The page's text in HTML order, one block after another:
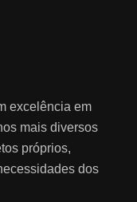
excelência em
mais diversos
próprios,
dos